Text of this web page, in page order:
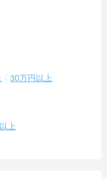
30万円以上
上